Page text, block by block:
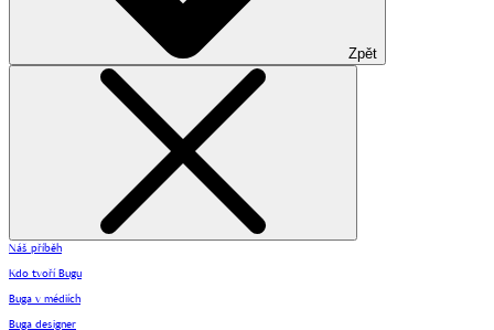
Zpět
Náš příběh
Kdo tvoří Bugu
Buga v médiích
Buga designer